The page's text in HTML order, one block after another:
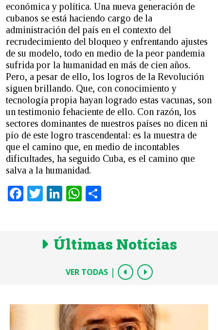
económica y política. Una nueva generación de
cubanos se está haciendo cargo de la
administración del país en el contexto del
recrudecimiento del bloqueo y enfrentando ajustes
de su modelo, todo en medio de la peor pandemia
sufrida por la humanidad en más de cien años.
Pero, a pesar de ello, los logros de la Revolución
siguen brillando. Que, con conocimiento y
tecnología propia hayan logrado estas vacunas, son
un testimonio fehaciente de ello. Con razón, los
sectores dominantes de nuestros países no dicen ni
pío de este logro trascendental: es la muestra de
que el camino que, en medio de incontables
dificultades, ha seguido Cuba, es el camino que
salva a la humanidad.
Facebook
TwitterLinkedInWhatsApp
Últimas Notícias
VER TODAS |